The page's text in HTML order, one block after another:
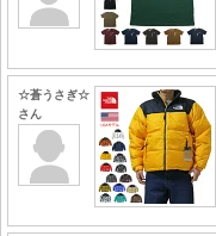
☆蒼うさぎ☆
さん